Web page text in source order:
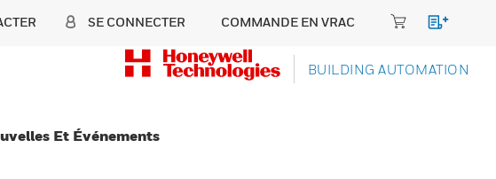
SE CONNECTER COMMANDE EN VRAC
BUILDING AUTOMATION
Et Événements